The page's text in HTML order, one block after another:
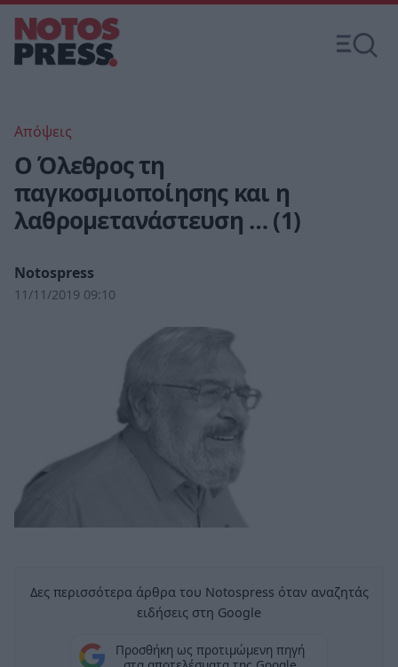
Απόψεις
Ο Όλεθρος τη
παγκοσμιοποίησης και η
λαθρομετανάστευση … (1)
Notospress
11/11/2019 09:10
Δες περισσότερα άρθρα του Notospress όταν αναζητάς
ειδήσεις στη Google
Προσθήκη ως προτιμώμενη πηγή